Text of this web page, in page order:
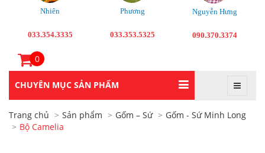
Nhiên
033.354.3335
Phương
033.353.5325
Nguyễn Hưng
090.370.3374
0
CHUYÊN MỤC SẢN PHẨM
Trang chủ Sản phẩm Gốm – Sứ
Gốm - Sứ Minh Long
Bộ Camelia